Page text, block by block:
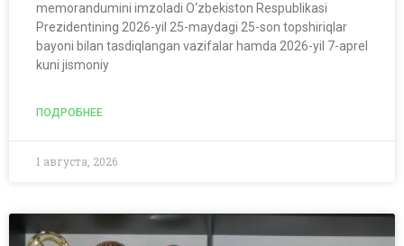
memorandumini imzoladi O‘zbekiston Respublikasi
Prezidentining 2026-yil 25-maydagi 25-son topshiriqlar
bayoni bilan tasdiqlangan vazifalar hamda 2026-yil 7-aprel
kuni jismoniy
ПОДРОБНЕЕ
1 августа, 2026